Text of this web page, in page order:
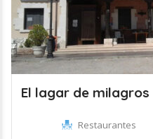
El lagar de milagros
Restaurantes